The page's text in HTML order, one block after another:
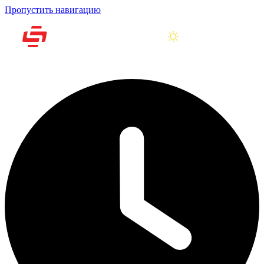
Пропустить навигацию